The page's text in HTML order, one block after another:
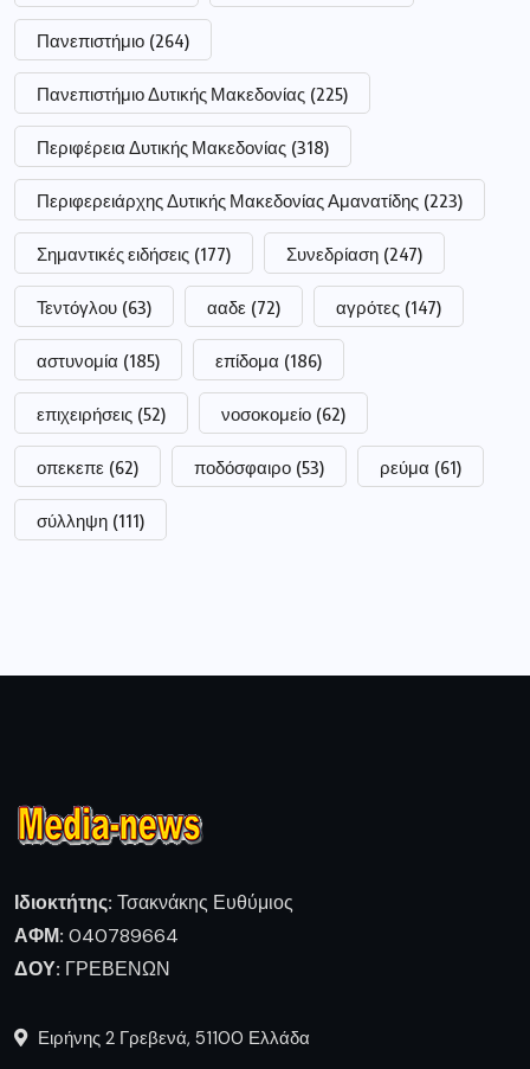
Πανεπιστήμιο (264)
Πανεπιστήμιο Δυτικής Μακεδονίας (225)
Περιφέρεια Δυτικής Μακεδονίας (318)
Περιφερειάρχης Δυτικής Μακεδονίας Αμανατίδης (223)
Σημαντικές ειδήσεις (177) Συνεδρίαση (247)
Τεντόγλου (63) ααδε (72) αγρότες (147)
αστυνομία (185) επίδομα (186)
επιχειρήσεις (52) νοσοκομείο (62)
οπεκεπε (62) ποδόσφαιρο (53) ρεύμα (61)
σύλληψη (111)
Ιδιοκτήτης: Τσακνάκης Ευθύμιος
ΑΦΜ: 040789664
ΔΟΥ: ΓΡΕΒΕΝΩΝ
Ειρήνης 2 Γρεβενά, 51100 Ελλάδα